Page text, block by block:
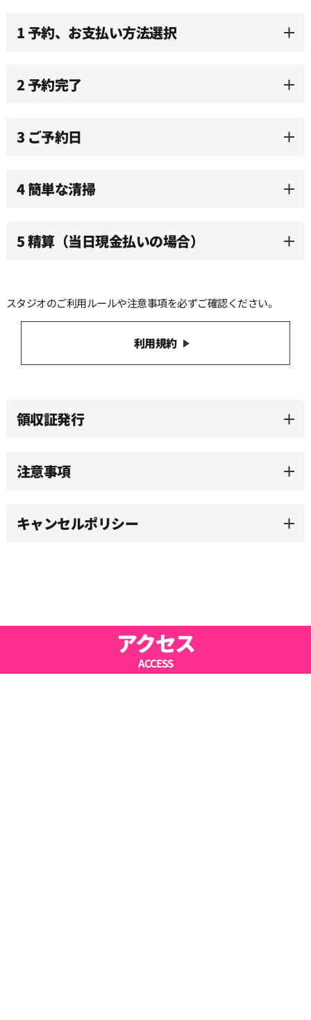
11:00
11:30
12:00
16:00
1 予約、お支払い方法選択
2 予約完了
3 ご予約日
4 簡単な清掃
5 精算（当日現金払いの場合）
スタジオのご利用ルールや注意事項を必ずご確認ください。
利用規約
領収証発行
注意事項
キャンセルポリシー
アクセス
ACCESS